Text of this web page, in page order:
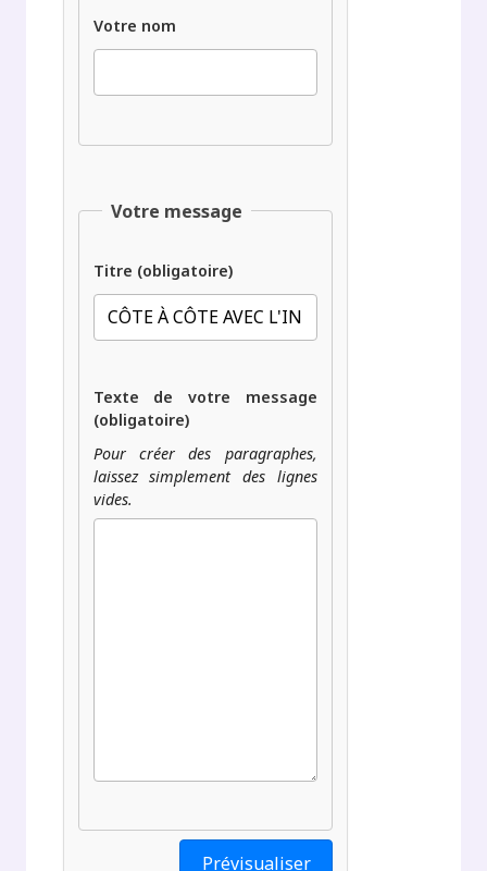
Votre nom
Votre message
Titre (obligatoire)
Texte de votre message
(obligatoire)
Pour créer des paragraphes,
laissez simplement des lignes
vides.